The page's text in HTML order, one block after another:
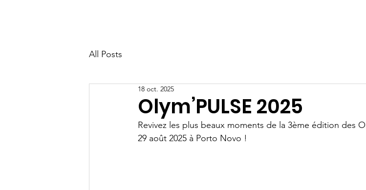
All Posts
Olym’PULSE 2025
18 oct. 2025
Revivez les plus beaux moments de la 3ème édition des
29 août 2025 à Porto Novo !